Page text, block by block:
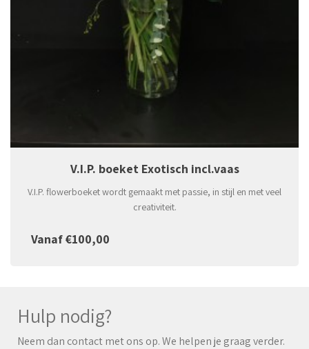
V.I.P. boeket Exotisch incl.vaas
V.I.P. flowerboeket wordt gemaakt met passie, in stijl en met veel
creativiteit.
Vanaf €100,00
Hulp nodig?
Neem dan contact met ons op. We helpen je graag verder.